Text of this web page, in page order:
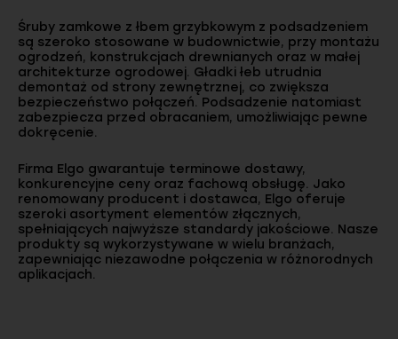
Śruby zamkowe z łbem grzybkowym z podsadzeniem
są szeroko stosowane w budownictwie, przy montażu
ogrodzeń, konstrukcjach drewnianych oraz w małej
architekturze ogrodowej. Gładki łeb utrudnia
demontaż od strony zewnętrznej, co zwiększa
bezpieczeństwo połączeń. Podsadzenie natomiast
zabezpiecza przed obracaniem, umożliwiając pewne
dokręcenie.
Firma Elgo gwarantuje terminowe dostawy,
konkurencyjne ceny oraz fachową obsługę. Jako
renomowany producent i dostawca, Elgo oferuje
szeroki asortyment elementów złącznych,
spełniających najwyższe standardy jakościowe. Nasze
produkty są wykorzystywane w wielu branżach,
zapewniając niezawodne połączenia w różnorodnych
aplikacjach.